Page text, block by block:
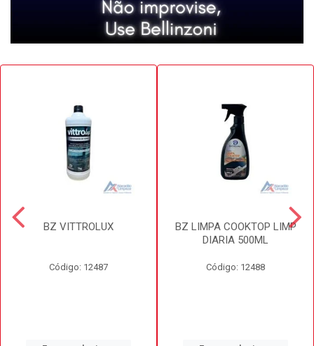
BZ VITTROLUX
Código: 12487
BZ LIMPA COOKTOP LIMP
DIARIA 500ML
Código: 12488